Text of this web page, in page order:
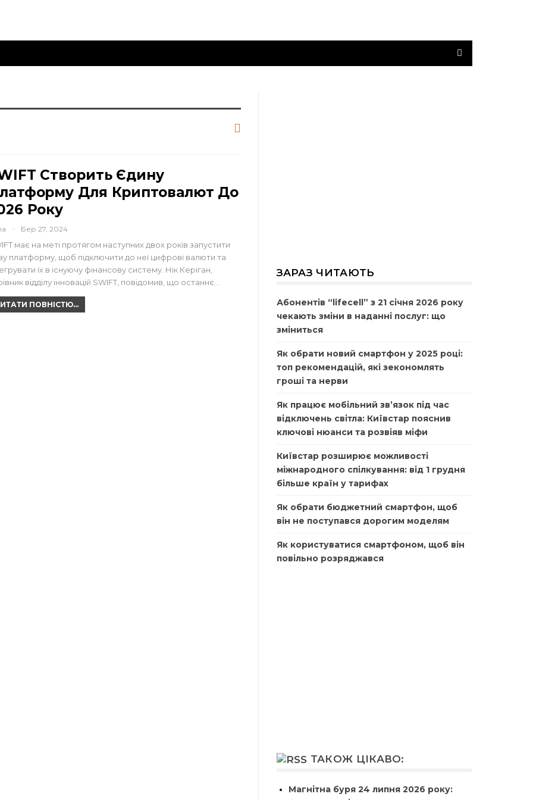
Створить Єдину
Для Криптовалют До
Року
Бер 27, 2024
має на меті протягом наступних двох років запустити
платформу, щоб підключити до неї цифрові валюти та
їх в існуючу фінансову систему. Нік Керіган,
відділу інновацій SWIFT, повідомив, що останнє…
ПОВНІСТЮ...
ЗАРАЗ ЧИТАЮТЬ
Абонентів “lifecell” з 21 січня 2026 року
чекають зміни в наданні послуг: що
зміниться
Як обрати новий смартфон у 2025 році:
топ рекомендацій, які зекономлять
гроші та нерви
Як працює мобільний зв’язок під час
відключень світла: Київстар пояснив
ключові нюанси та розвіяв міфи
Київстар розширює можливості
міжнародного спілкування: від 1 грудня
більше країн у тарифах
Як обрати бюджетний смартфон, щоб
він не поступався дорогим моделям
Як користуватися смартфоном, щоб він
повільно розряджався
ТАКОЖ ЦІКАВО:
Магнітна буря 24 липня 2026 року: